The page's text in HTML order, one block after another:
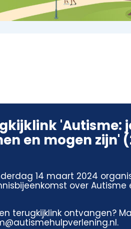
'Autisme:
en mogen zijn'
14 maart 2024
over Autisme
terugkijklink ontvangen?